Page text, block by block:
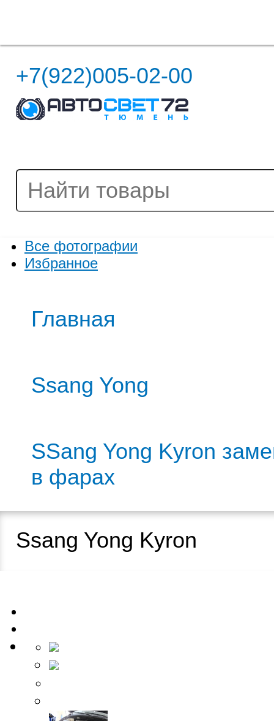
+7(922)005-02-00
Все фотографии
Избранное
Главная
Ssang Yong
SSang Yong Kyron
в фарах
Ssang Yong Kyron